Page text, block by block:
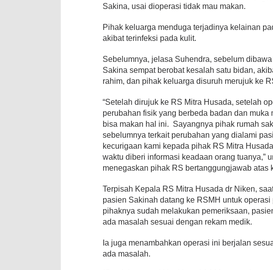
Sakina, usai dioperasi tidak mau makan.
Pihak keluarga menduga terjadinya kelainan
akibat terinfeksi pada kulit.
Sebelumnya, jelasa Suhendra, sebelum
Sakina sempat berobat kesalah satu bidan,
rahim, dan pihak keluarga disuruh merujuk ke
“Setelah dirujuk ke RS Mitra Husada, setelah
perubahan fisik yang berbeda badan dan muka
bisa makan hal ini. Sayangnya pihak rumah
sebelumnya terkait perubahan yang dialami
kecurigaan kami kepada pihak RS Mitra
waktu diberi informasi keadaan orang tuanya,”
menegaskan pihak RS bertanggungjawab atas
Terpisah Kepala RS Mitra Husada dr Niken,
pasien Sakinah datang ke RSMH untuk
pihaknya sudah melakukan pemeriksaan,
ada masalah sesuai dengan rekam medik.
Ia juga menambahkan operasi ini berjalan
ada masalah.